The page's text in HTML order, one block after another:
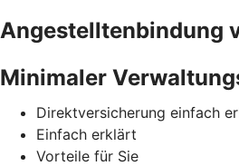
Angestelltenbindung
Minimaler
Direktversicherung einfach
Einfach erklärt
Vorteile für Sie